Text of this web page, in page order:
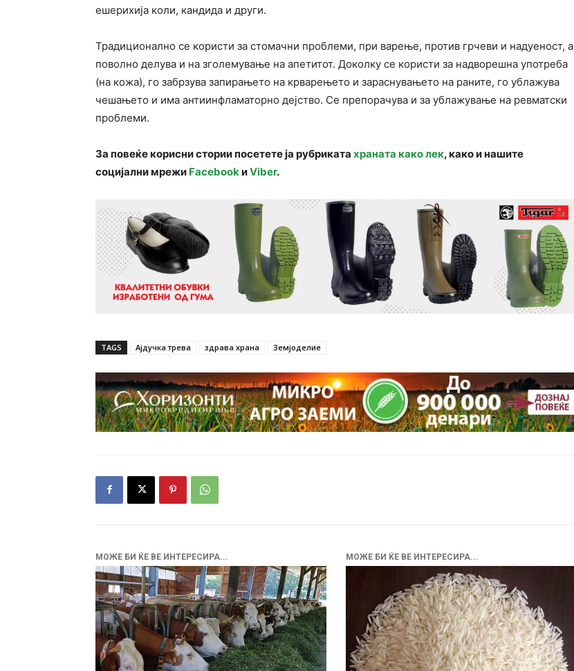
ешерихија коли, кандида и други.
Традиционално се користи за стомачни проблеми, при варење, против грчеви и надуеност, а
поволно делува и на зголемување на апетитот. Доколку се користи за надворешна употреба
(на кожа), го забрзува запирањето на крварењето и зараснувањето на раните, го ублажува
чешањето и има антиинфламаторно дејство. Се препорачува и за ублажување на ревматски
проблеми.
За повеќе корисни стории посетете ја рубриката храната како лек, како и нашите
социјални мрежи FacebookиViber.
TAGS Ајдучка трева здрава храна Земјоделие
МОЖЕ БИ ЌЕ ВЕ ИНТЕРЕСИРА... МОЖЕ БИ ЌЕ ВЕ ИНТЕРЕСИРА...